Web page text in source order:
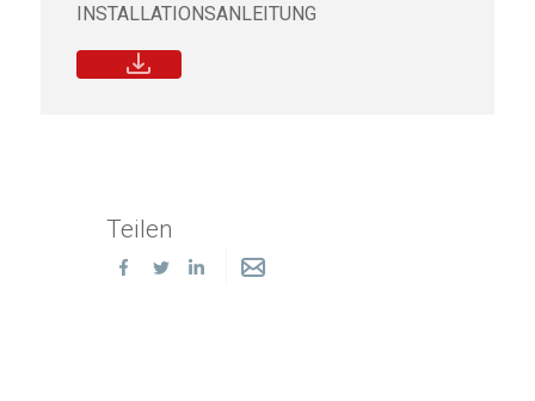
INSTALLATIONSANLEITUNG
Teilen